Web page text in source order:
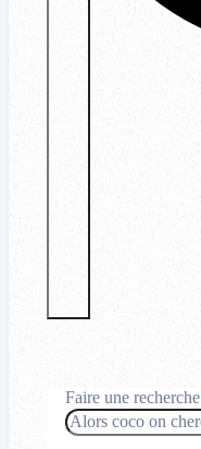
Faire une recherche
Rechercher